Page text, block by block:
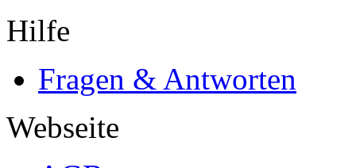
Hilfe
Fragen & Antworten
Webseite